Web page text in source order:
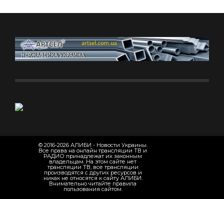
© 2016-2026 АЛИБИ - Новости Украины.
Все права на онлайн трансляции ТВ и
РАДИО принадлежат их законным
владельцам. На этом сайте нет
трансляции ТВ, все трансляции
производятся с других ресурсов и
никак не относятся к сайту АЛИБИ.
Внимательно читайте правила
пользования сайтом.